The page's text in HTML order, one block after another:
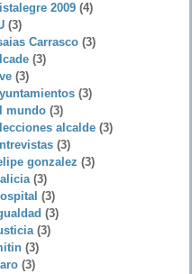
2009 (4)
(3)
Carrasco (3)
(3)
(3)
(3)
mundo (3)
alcalde (3)
(3)
gonzalez (3)
(3)
(3)
(3)
(3)
(3)
(3)